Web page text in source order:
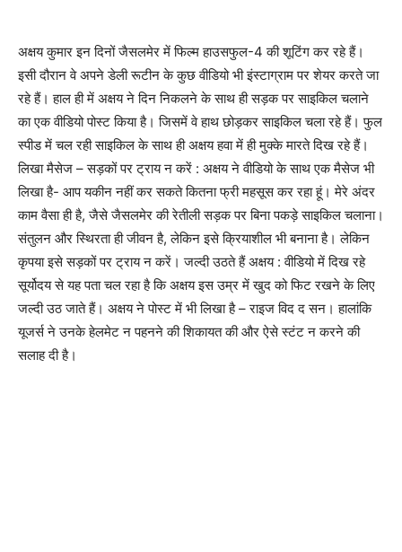
अक्षय कुमार इन दिनों जैसलमेर में फिल्म हाउसफुल-4 की शूटिंग कर रहे हैं।
इसी दौरान वे अपने डेली रूटीन के कुछ वीडियो भी इंस्टाग्राम पर शेयर करते जा
रहे हैं। हाल ही में अक्षय ने दिन निकलने के साथ ही सड़क पर साइकिल चलाने
का एक वीडियो पोस्ट किया है। जिसमें वे हाथ छोड़कर साइकिल चला रहे हैं। फुल
स्पीड में चल रही साइकिल के साथ ही अक्षय हवा में ही मुक्के मारते दिख रहे हैं।
लिखा मैसेज – सड़कों पर ट्राय न करें : अक्षय ने वीडियो के साथ एक मैसेज भी
लिखा है- आप यकीन नहीं कर सकते कितना फ्री महसूस कर रहा हूं। मेरे अंदर
काम वैसा ही है, जैसे जैसलमेर की रेतीली सड़क पर बिना पकड़े साइकिल चलाना।
संतुलन और स्थिरता ही जीवन है, लेकिन इसे क्रियाशील भी बनाना है। लेकिन
कृपया इसे सड़कों पर ट्राय न करें। जल्दी उठते हैं अक्षय : वीडियो में दिख रहे
सूर्योदय से यह पता चल रहा है कि अक्षय इस उम्र में खुद को फिट रखने के लिए
जल्दी उठ जाते हैं। अक्षय ने पोस्ट में भी लिखा है – राइज विद द सन। हालांकि
यूजर्स ने उनके हेलमेट न पहनने की शिकायत की और ऐसे स्टंट न करने की
सलाह दी है।